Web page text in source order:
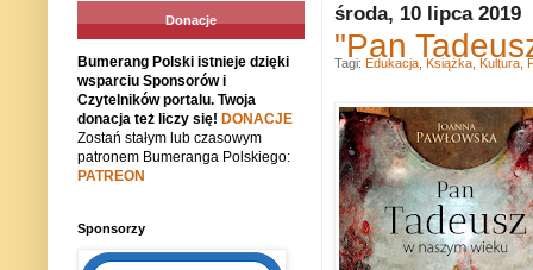
środa, 10 lipca 2019
"Pan
Tagi: Edukacja Książka Kultura
Donacje
Bumerang Polski istnieje dzięki
wsparciu Sponsorów i
Czytelników portalu. Twoja
donacja też liczy się! DONACJE
Zostań stałym lub czasowym
patronem Bumeranga Polskiego:
PATREON
Sponsorzy